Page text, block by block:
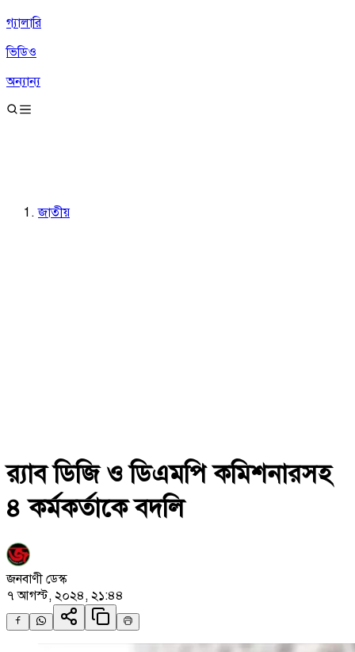
গ্যালারি
ভিডিও
অন্যান্য
জাতীয়
র‍্যাব ডিজি ও ডিএমপি কমিশনারসহ
৪ কর্মকর্তাকে বদলি
জনবাণী ডেস্ক
৭ আগস্ট, ২০২৪, ২১:৪৪